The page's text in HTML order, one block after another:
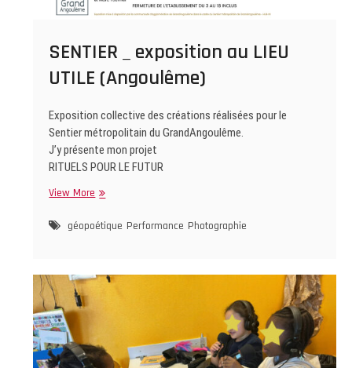
SENTIER _ exposition au LIEU
UTILE (Angoulême)
Exposition collective des créations réalisées pour le
Sentier métropolitain du GrandAngoulême.
J’y présente mon projet
RITUELS POUR LE FUTUR
View MoreSENTIER
exposition
UTILE
géopoétique Performance Photographie